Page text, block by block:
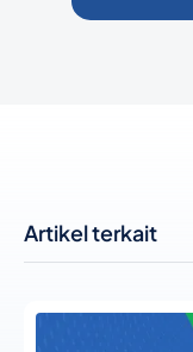
Artikel terkait